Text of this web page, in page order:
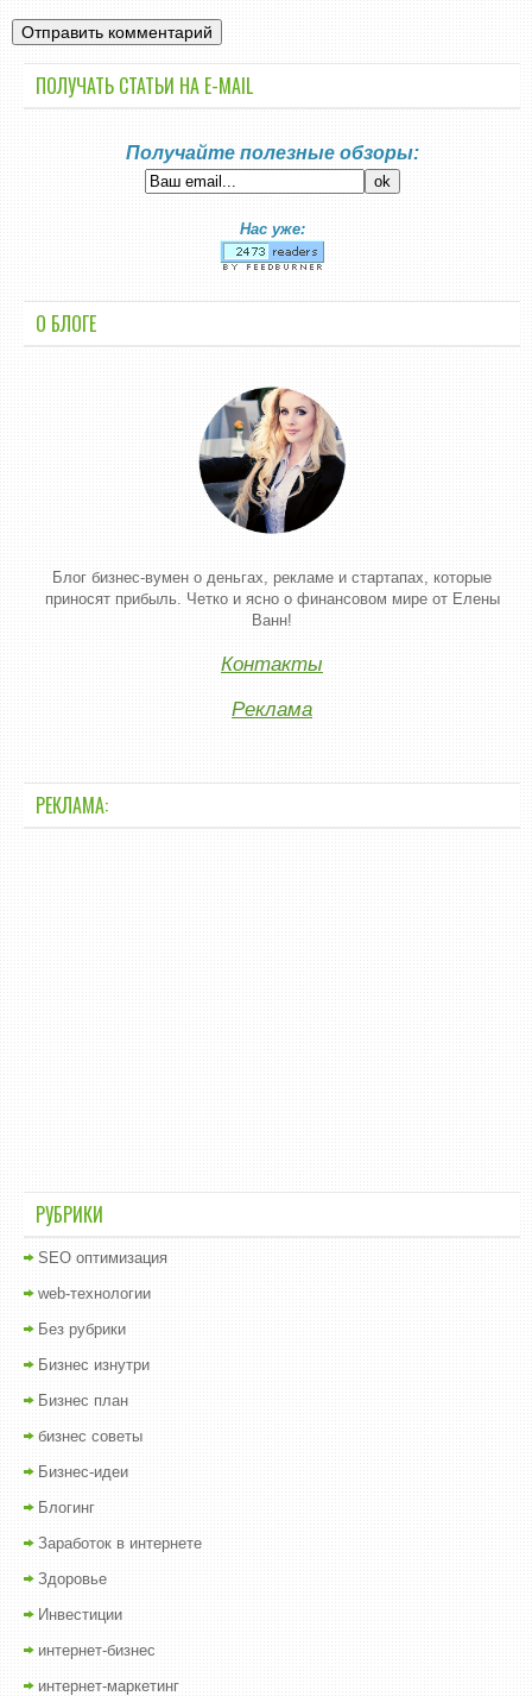
ПОЛУЧАТЬ СТАТЬИ НА E-MАIL
Получайте полезные обзоры:
Нас уже:
О БЛОГЕ
Блог бизнес-вумен о деньгах, рекламе и стартапах, которые
приносят прибыль. Четко и ясно о финансовом мире от Елены
Ванн!
Контакты
Реклама
РЕКЛАМА:
РУБРИКИ
SEO оптимизация
web-технологии
Без рубрики
Бизнес изнутри
Бизнес план
бизнес советы
Бизнес-идеи
Блогинг
Заработок в интернете
Здоровье
Инвестиции
интернет-бизнес
интернет-маркетинг